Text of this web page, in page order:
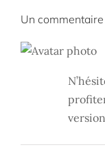
Un commentaire